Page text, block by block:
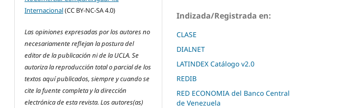
Internacional(CC BY-NC-SA 4.0)
Las opiniones expresadas por los autores no
necesariamente reflejan la postura del
editor de la publicación ni de la UCLA. Se
autoriza la reproducción total o parcial de los
textos aquí publicados, siempre y cuando se
cite la fuente completa y la dirección
electrónica de esta revista. Los autores(as)
Indizada/Registrada en:
CLASE
DIALNET
LATINDEX Catálogo v2.0
REDIB
RED ECONOMIA del Banco Central
de Venezuela